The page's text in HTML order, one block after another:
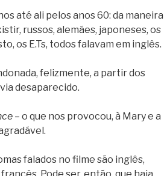
até ali pelos anos 60: da maneira
russos, alemães, japoneses, os
os E.Ts, todos falavam em inglês.
felizmente, a partir dos
desaparecido.
– o que nos provocou, à Mary e a
falados no filme são inglês,
Pode ser, então, que haja